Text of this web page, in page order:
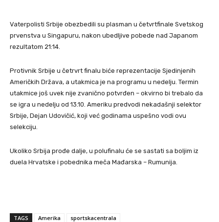
Vaterpolisti Srbije obezbedili su plasman u četvrtfinale Svetskog
prvenstva u Singapuru, nakon ubedljive pobede nad Japanom
rezultatom 21:14.
Protivnik Srbije u četrvrt finalu biće reprezentacije Sjedinjenih
Američkih Država, a utakmica je na programu u nedelju. Termin
utakmice još uvek nije zvanično potvrđen – okvirno bi trebalo da
se igra u nedelju od 13.10. Ameriku predvodi nekadašnji selektor
Srbije, Dejan Udovičić, koji već godinama uspešno vodi ovu
selekciju.
Ukoliko Srbija prođe dalje, u polufinalu će se sastati sa boljim iz
duela Hrvatske i pobednika meča Mađarska – Rumunija.
TAGS Amerika
sportskacentrala